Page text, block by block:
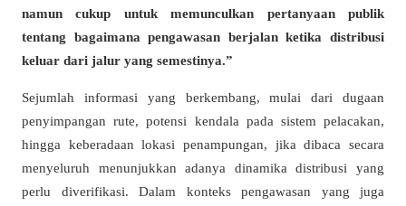
namun cukup untuk memunculkan pertanyaan publik
tentang bagaimana pengawasan berjalan ketika distribusi
keluar dari jalur yang semestinya.”
Sejumlah informasi yang berkembang, mulai dari dugaan
penyimpangan rute, potensi kendala pada sistem pelacakan,
hingga keberadaan lokasi penampungan, jika dibaca secara
menyeluruh menunjukkan adanya dinamika distribusi yang
perlu diverifikasi. Dalam konteks pengawasan yang juga